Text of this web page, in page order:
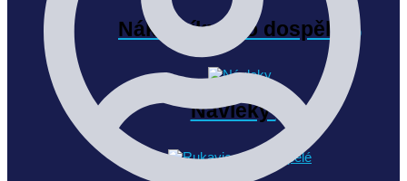
Nákrčníky pro dospělé (3)
Návleky(4)